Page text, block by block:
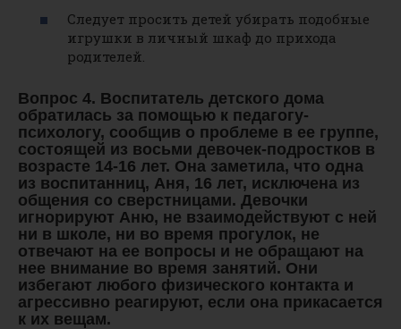
Следует просить детей убирать подобные
игрушки в личный шкаф до прихода
родителей.
Вопрос 4. Воспитатель детского дома
обратилась за помощью к педагогу-
психологу, сообщив о проблеме в ее группе,
состоящей из восьми девочек-подростков в
возрасте 14-16 лет. Она заметила, что одна
из воспитанниц, Аня, 16 лет, исключена из
общения со сверстницами. Девочки
игнорируют Аню, не взаимодействуют с ней
ни в школе, ни во время прогулок, не
отвечают на ее вопросы и не обращают на
нее внимание во время занятий. Они
избегают любого физического контакта и
агрессивно реагируют, если она прикасается
к их вещам.